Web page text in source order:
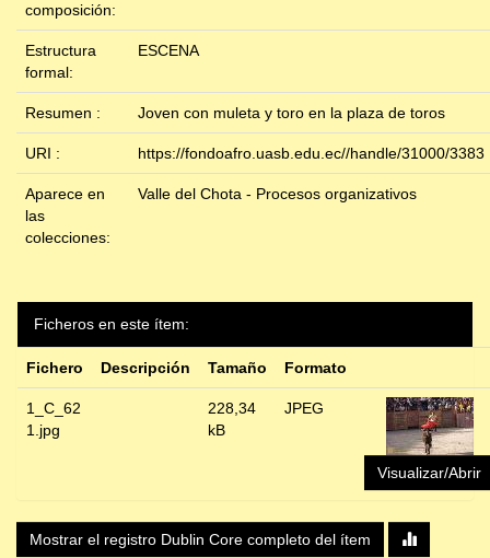
composición:
Estructura
formal:
ESCENA
Resumen : Joven con muleta y toro en la plaza de toros
URI : https://fondoafro.uasb.edu.ec//handle/31000/3383
Aparece en
las
colecciones:
Valle del Chota - Procesos organizativos
Ficheros en este ítem:
Fichero Descripción Tamaño Formato
1_C_62
1.jpg
228,34
kB
JPEG
Visualizar/Abrir
Mostrar el registro Dublin Core completo del ítem